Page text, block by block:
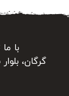
با ما
گرگان،